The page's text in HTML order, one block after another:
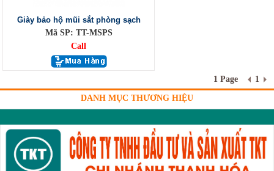
Giày bảo hộ mũi sắt phòng sạch
Mã SP: TT-MSPS
Call
1 Page 1
DANH MỤC THƯƠNG HIỆU